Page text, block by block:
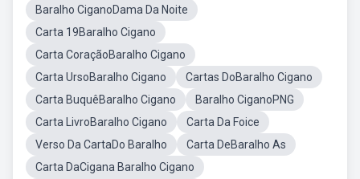
Baralho CiganoDama Da Noite
Carta 19Baralho Cigano
Carta CoraçãoBaralho Cigano
Carta UrsoBaralho Cigano
Cartas DoBaralho Cigano
Carta BuquêBaralho Cigano
Baralho CiganoPNG
Carta LivroBaralho Cigano
Carta Da Foice
Verso Da CartaDo Baralho
Carta DeBaralho As
Carta DaCigana Baralho Cigano